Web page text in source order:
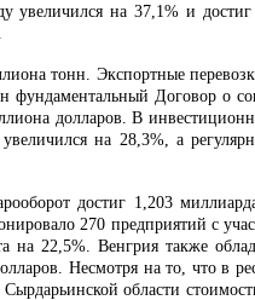
увеличился на 37,1% и
тонн. Экспортные
фундаментальный Договор о
долларов. В
на 28,3%, а
достиг 1,203
270 предприятий с
22,5%. Венгрия также
Несмотря на то, что в
области